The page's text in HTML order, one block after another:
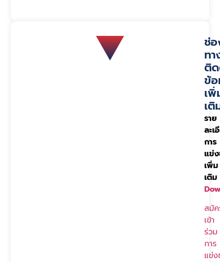
ช่
ทา
ติ
ข้
เพิ่
เติ
ราย
ละเ
การ
แข่
เพิ่ม
เติม
สมั
เข้า
ร่วม
การ
แข่